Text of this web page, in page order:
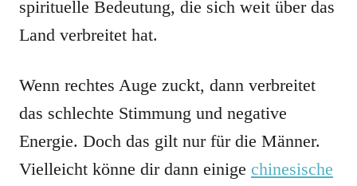
spirituelle Bedeutung, die sich weit über das
Land verbreitet hat.
Wenn rechtes Auge zuckt, dann verbreitet
das schlechte Stimmung und negative
Energie. Doch das gilt nur für die Männer.
Vielleicht könne dir dann einige chinesische